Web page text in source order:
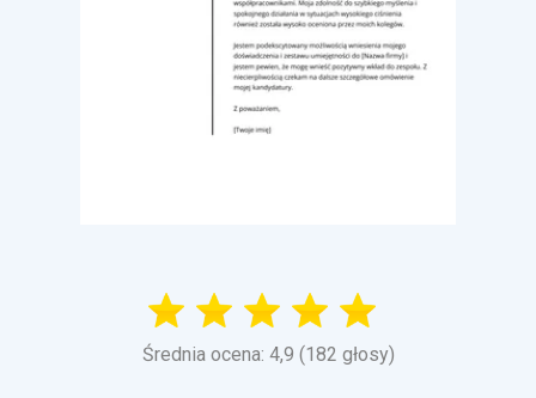
Średnia ocena: 4,9 (182 głosy)